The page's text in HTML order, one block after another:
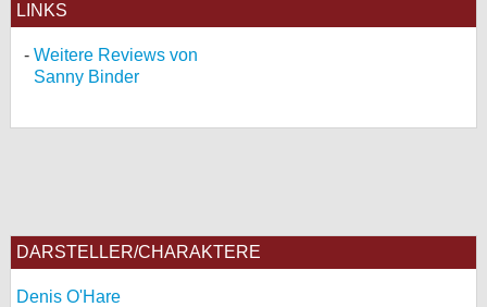
LINKS
Weitere Reviews von
Sanny Binder
DARSTELLER/CHARAKTERE
Denis O'Hare